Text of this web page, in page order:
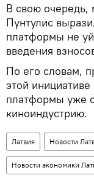
В свою очередь,
Пунтулис
платформы не
введения
По его словам,
этой
платформы уже
киноиндустрию.
Латвия Новости
Новости экономики